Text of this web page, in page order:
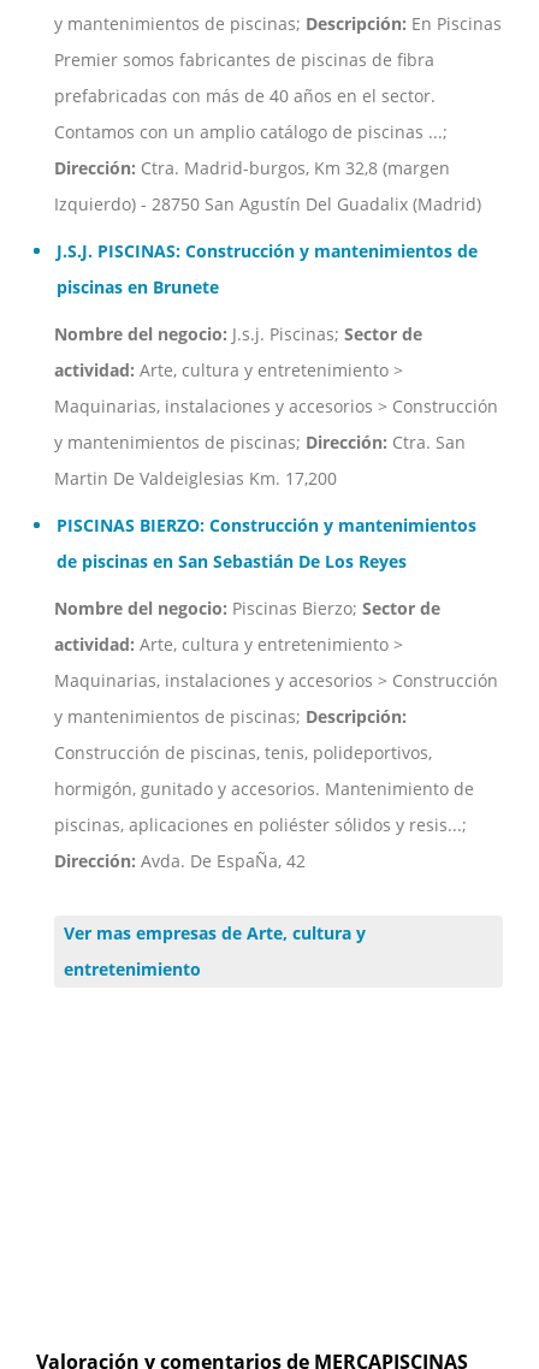
y mantenimientos de piscinas; Descripción: En Piscinas
Premier somos fabricantes de piscinas de fibra
prefabricadas con más de 40 años en el sector.
Contamos con un amplio catálogo de piscinas ...;
Dirección: Ctra. Madrid-burgos, Km 32,8 (margen
Izquierdo) - 28750 San Agustín Del Guadalix (Madrid)
J.S.J. PISCINAS: Construcción y mantenimientos de
piscinas en Brunete
Nombre del negocio: J.s.j. Piscinas; Sector de
actividad: Arte, cultura y entretenimiento >
Maquinarias, instalaciones y accesorios > Construcción
y mantenimientos de piscinas; Dirección: Ctra. San
Martin De Valdeiglesias Km. 17,200
PISCINAS BIERZO: Construcción y mantenimientos
de piscinas en San Sebastián De Los Reyes
Nombre del negocio: Piscinas Bierzo; Sector de
actividad: Arte, cultura y entretenimiento >
Maquinarias, instalaciones y accesorios > Construcción
y mantenimientos de piscinas; Descripción:
Construcción de piscinas, tenis, polideportivos,
hormigón, gunitado y accesorios. Mantenimiento de
piscinas, aplicaciones en poliéster sólidos y resis...;
Dirección: Avda. De EspaÑa, 42
Ver mas empresas de Arte, cultura y
entretenimiento
Valoración y comentarios de MERCAPISCINAS